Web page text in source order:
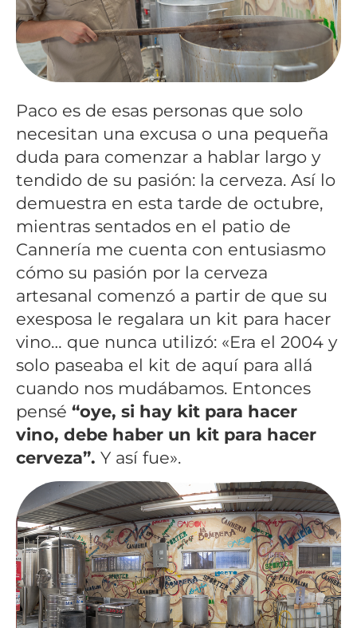
Paco es de esas personas que solo
necesitan una excusa o una pequeña
duda para comenzar a hablar largo y
tendido de su pasión: la cerveza. Así lo
demuestra en esta tarde de octubre,
mientras sentados en el patio de
Cannería me cuenta con entusiasmo
cómo su pasión por la cerveza
artesanal comenzó a partir de que su
exesposa le regalara un kit para hacer
vino… que nunca utilizó: «Era el 2004 y
solo paseaba el kit de aquí para allá
cuando nos mudábamos. Entonces
pensé “oye, si hay kit para hacer
vino, debe haber un kit para hacer
cerveza”. Y así fue».